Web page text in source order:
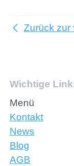
Zurück zur
Wichtige
Menü
Kontakt
News
Blog
AGB